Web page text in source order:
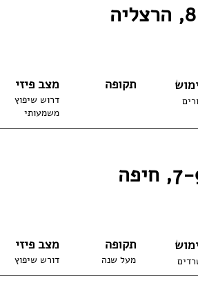
מצב פיזי
דרוש שיפוץ
משמעותי
תקופה
מצב פיזי
דורש שיפוץ
תקופה
מעל שנה